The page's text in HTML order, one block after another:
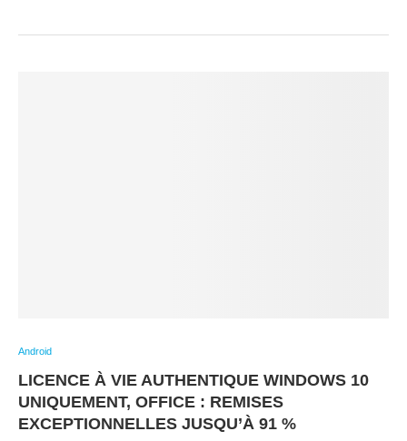
Android
LICENCE À VIE AUTHENTIQUE WINDOWS 10
UNIQUEMENT, OFFICE : REMISES
EXCEPTIONNELLES JUSQU’À 91 %